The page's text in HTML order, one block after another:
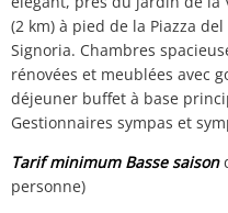
(2 km) à pied de la Piazza
Signoria. Chambres
rénovées et meublées avec
déjeuner buffet à base
Gestionnaires sympas et
Tarif minimum Basse saison
personne)